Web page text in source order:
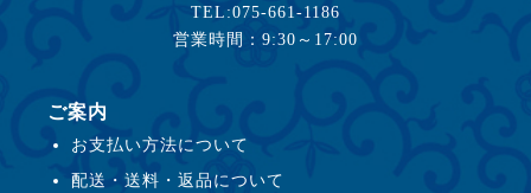
TEL:075-661-1186
営業時間：9:30～17:00
ご案内
お支払い方法について
配送・送料・返品について